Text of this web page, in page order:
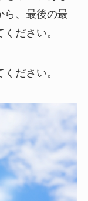
ら、最後の最
ださい。
ださい。